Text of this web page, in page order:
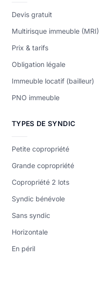
Devis gratuit
Multirisque immeuble (MRI)
Prix & tarifs
Obligation légale
Immeuble locatif (bailleur)
PNO immeuble
TYPES DE SYNDIC
Petite copropriété
Grande copropriété
Copropriété 2 lots
Syndic bénévole
Sans syndic
Horizontale
En péril